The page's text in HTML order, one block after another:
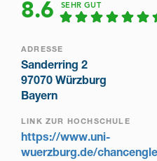
8.6 SEHR GUT
ADRESSE
Sanderring 2
97070 Würzburg
Bayern
LINK ZUR HOCHSCHULE
https://www.uni-
wuerzburg.de/